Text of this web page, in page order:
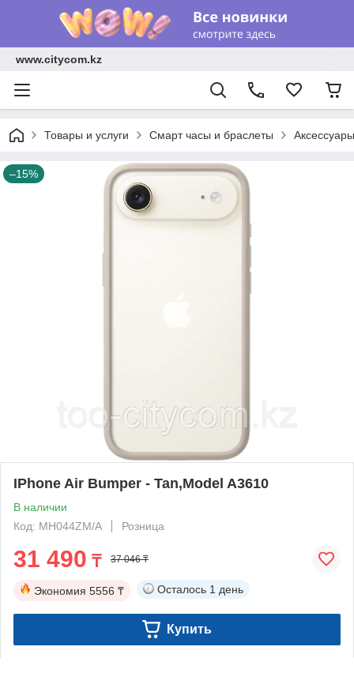
www.citycom.kz
Товары и услуги Смарт часы и браслеты Аксессуары
–15%
IPhone Air Bumper - Tan,Model A3610
В наличии
Код: MH044ZM/A
Розница
31 490 ₸ 37 046 ₸
Экономия 5556 ₸ Осталось 1 день
Купить